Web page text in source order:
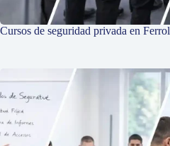
Cursos de seguridad privada en Ferrol